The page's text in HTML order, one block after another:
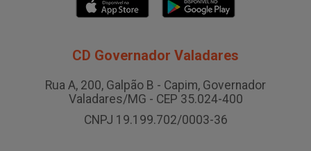
CD Governador Valadares
Rua A, 200, Galpão B - Capim, Governador
Valadares/MG - CEP 35.024-400
CNPJ 19.199.702/0003-36